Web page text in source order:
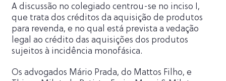
A discussão no colegiado centrou-se no inciso I,
que trata dos créditos da aquisição de produtos
para revenda, e no qual está prevista a vedação
legal ao crédito das aquisições dos produtos
sujeitos à incidência monofásica.
Os advogados Mário Prada, do Mattos Filho, e